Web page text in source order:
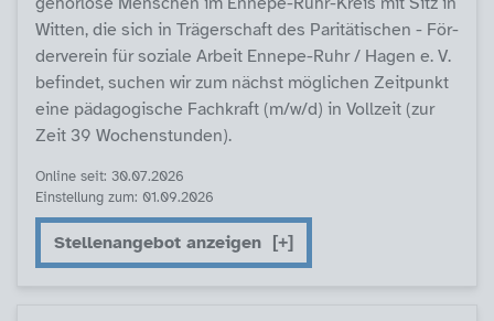
Wit­ten, die sich in Trä­ger­schaft des Pa­ri­tä­ti­schen - För­
der­ve­r­ein für so­zia­le Ar­beit En­ne­pe-Ruhr / Ha­gen e. V.
be­fin­det, su­chen wir zum nächst mög­li­chen Zeit­punkt
ei­ne päda­go­gi­sche Fach­kraft (m/w/d) in Voll­zeit (zur
Zeit 39 Wo­chen­stun­den).
Online seit: 30.07.2026
Einstellung zum: 01.09.2026
Stellenangebot anzeigen